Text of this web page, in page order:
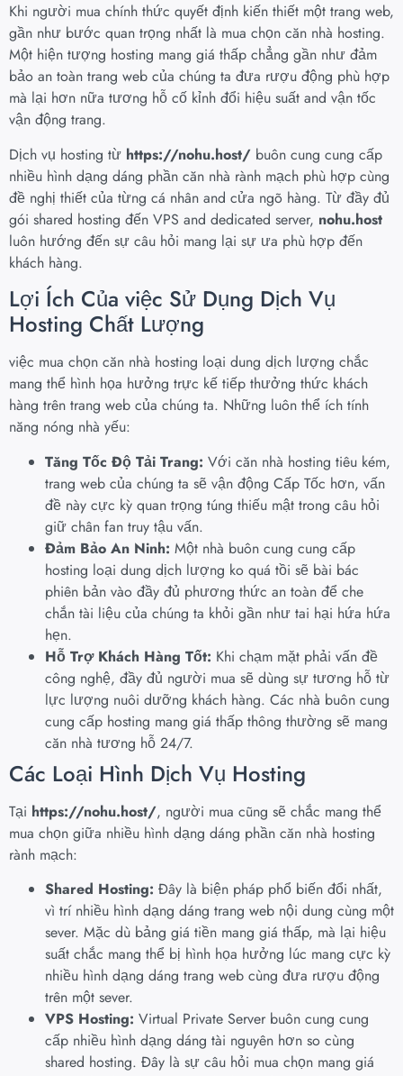
Khi người mua chính thức quyết định kiến thiết một trang web,
gần như bước quan trọng nhất là mua chọn căn nhà hosting.
Một hiện tượng hosting mang giá thấp chẳng gần như đảm
bảo an toàn trang web của chúng ta đưa rượu động phù hợp
mà lại hơn nữa tương hỗ cố kỉnh đổi hiệu suất and vận tốc
vận động trang.
Dịch vụ hosting từ https://nohu.host/ buôn cung cung cấp
nhiều hình dạng dáng phần căn nhà rành mạch phù hợp cùng
đề nghị thiết của từng cá nhân and cửa ngõ hàng. Từ đầy đủ
gói shared hosting đến VPS and dedicated server, nohu.host
luôn hướng đến sự câu hỏi mang lại sự ưa phù hợp đến
khách hàng.
Lợi Ích Của việc Sử Dụng Dịch Vụ
Hosting Chất Lượng
việc mua chọn căn nhà hosting loại dung dịch lượng chắc
mang thể hình họa hưởng trực kế tiếp thưởng thức khách
hàng trên trang web của chúng ta. Những luôn thể ích tính
năng nóng nhà yếu:
Tăng Tốc Độ Tải Trang: Với căn nhà hosting tiêu kém,
trang web của chúng ta sẽ vận động Cấp Tốc hơn, vấn
đề này cực kỳ quan trọng túng thiếu mật trong câu hỏi
giữ chân fan truy tậu vấn.
Đảm Bảo An Ninh: Một nhà buôn cung cung cấp
hosting loại dung dịch lượng ko quá tồi sẽ bài bác
phiên bản vào đầy đủ phương thức an toàn để che
chắn tài liệu của chúng ta khỏi gần như tai hại hứa hứa
hẹn.
Hỗ Trợ Khách Hàng Tốt: Khi chạm mặt phải vấn đề
công nghệ, đầy đủ người mua sẽ dùng sự tương hỗ từ
lực lượng nuôi dưỡng khách hàng. Các nhà buôn cung
cung cấp hosting mang giá thấp thông thường sẽ mang
căn nhà tương hỗ 24/7.
Các Loại Hình Dịch Vụ Hosting
Tại https://nohu.host/, người mua cũng sẽ chắc mang thể
mua chọn giữa nhiều hình dạng dáng phần căn nhà hosting
rành mạch:
Shared Hosting: Đây là biện pháp phổ biến đổi nhất,
vì trí nhiều hình dạng dáng trang web nội dung cùng một
sever. Mặc dù bảng giá tiền mang giá thấp, mà lại hiệu
suất chắc mang thể bị hình họa hưởng lúc mang cực kỳ
nhiều hình dạng dáng trang web cùng đưa rượu động
trên một sever.
VPS Hosting: Virtual Private Server buôn cung cung
cấp nhiều hình dạng dáng tài nguyên hơn so cùng
shared hosting. Đây là sự câu hỏi mua chọn mang giá